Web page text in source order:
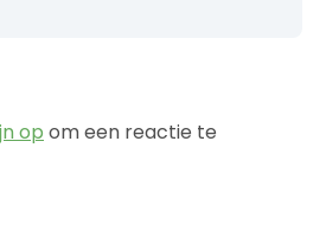
op om een reactie te